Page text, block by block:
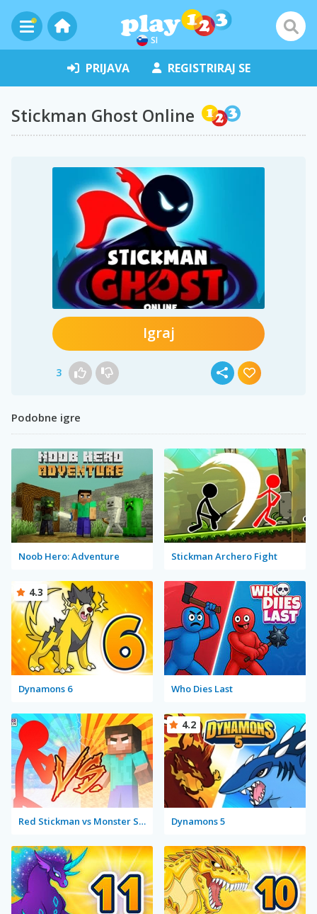
SI
PRIJAVA REGISTRIRAJ SE
Stickman Ghost Online
Igraj
3
Podobne igre
Noob Hero: Adventure Stickman Archero Fight
Dynamons 6
4.3
Who Dies Last
Red Stickman vs Monster School Dynamons 5
4.2